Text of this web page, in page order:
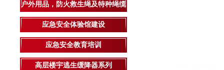
户外用品，防火救生绳及特种绳缆
应急安全体验馆建设
应急安全教育培训
高层楼宇逃生缓降器系列